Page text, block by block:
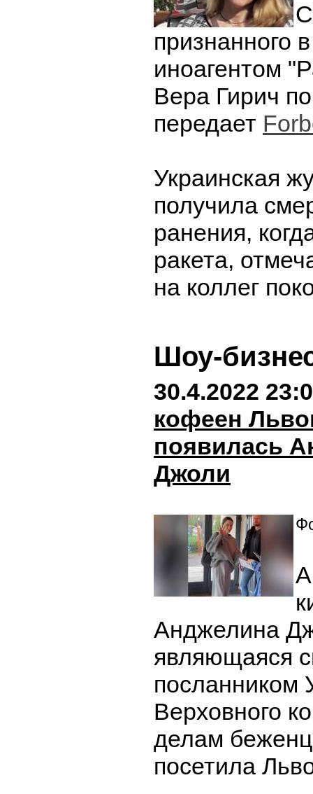
признанного
иноагентом
Вера Гирич
передает
Украинская
получила
ранения,
ракета,
на коллег
Шоу-
30.4.2022
кофеен
появилась
Джоли
Анджелина
являющаяся
посланником
Верховного
делам
посетила